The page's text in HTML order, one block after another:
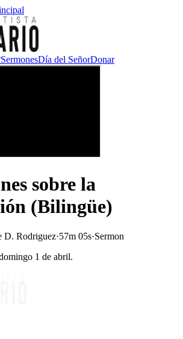
SermonesDía del SeñorDonar
sobre la
(Bilingüe)
D. Rodriguez·57m 05s·Sermon
1 de abril.